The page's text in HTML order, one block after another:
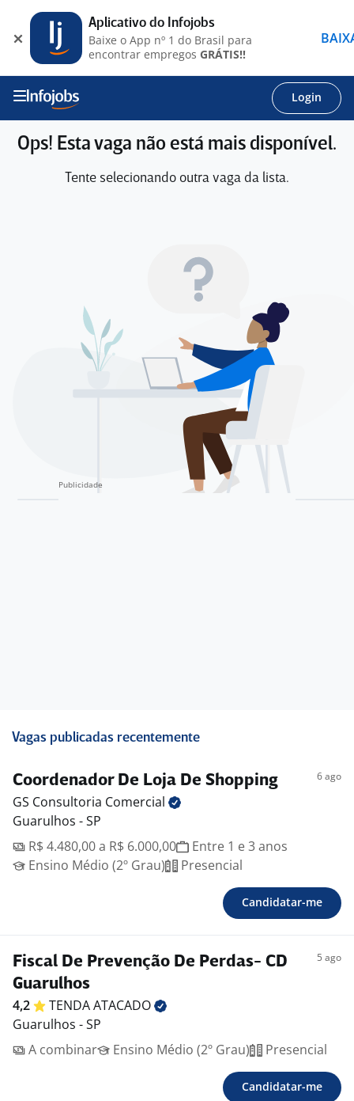
Login
Ops! Esta vaga não está mais disponível.
Tente selecionando outra vaga da lista.
Vagas publicadas recentemente
Coordenador De Loja De Shopping 6 ago
GS Consultoria Comercial
Guarulhos - SP
R$ 4.480,00 a R$ 6.000,00
Entre 1 e 3 anos
Ensino Médio (2º Grau)
Presencial
Candidatar-me
Fiscal De Prevenção De Perdas- CD
Guarulhos
5 ago
4,2 TENDAATACADO
Guarulhos - SP
A combinar
Ensino Médio (2º Grau) Presencial
Candidatar-me
Aplicativo do Infojobs
Baixe o App nº 1 do Brasil para
encontrar empregos GRÁTIS!!